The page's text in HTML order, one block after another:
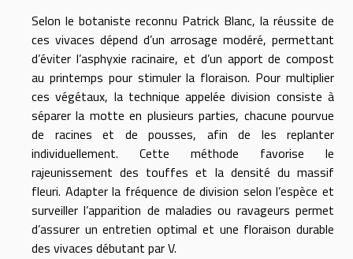
Selon le botaniste reconnu Patrick Blanc, la réussite de
ces vivaces dépend d’un arrosage modéré, permettant
d’éviter l’asphyxie racinaire, et d’un apport de compost
au printemps pour stimuler la floraison. Pour multiplier
ces végétaux, la technique appelée division consiste à
séparer la motte en plusieurs parties, chacune pourvue
de racines et de pousses, afin de les replanter
individuellement. Cette méthode favorise le
rajeunissement des touffes et la densité du massif
fleuri. Adapter la fréquence de division selon l’espèce et
surveiller l’apparition de maladies ou ravageurs permet
d’assurer un entretien optimal et une floraison durable
des vivaces débutant par V.